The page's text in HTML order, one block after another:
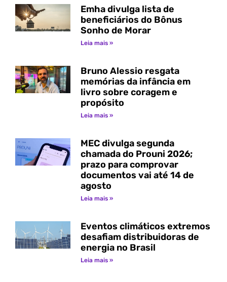
Emha divulga lista de
beneficiários do Bônus
Sonho de Morar
Leia mais »
Bruno Alessio resgata
memórias da infância em
livro sobre coragem e
propósito
Leia mais »
MEC divulga segunda
chamada do Prouni 2026;
prazo para comprovar
documentos vai até 14 de
agosto
Leia mais »
Eventos climáticos extremos
desafiam distribuidoras de
energia no Brasil
Leia mais »